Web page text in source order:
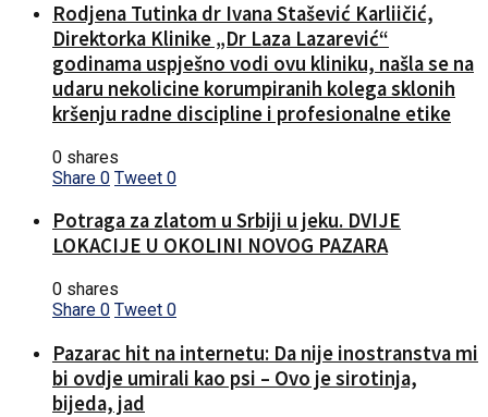
Rodjena Tutinka dr Ivana Stašević Karliičić,
Direktorka Klinike „Dr Laza Lazarević“
godinama uspješno vodi ovu kliniku, našla se na
udaru nekolicine korumpiranih kolega sklonih
kršenju radne discipline i profesionalne etike
0 shares
Share 0 Tweet 0
Potraga za zlatom u Srbiji u jeku. DVIJE
LOKACIJE U OKOLINI NOVOG PAZARA
0 shares
Share 0 Tweet 0
Pazarac hit na internetu: Da nije inostranstva mi
bi ovdje umirali kao psi – Ovo je sirotinja,
bijeda, jad